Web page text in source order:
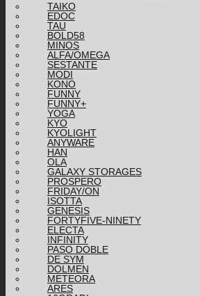
TAIKO
EDOC
TAU
BOLD58
MINOS
ALFA/OMEGA
SESTANTE
MODI
KONO
FUNNY
FUNNY+
YOGA
KYO
KYOLIGHT
ANYWARE
HAN
OLA
GALAXY STORAGES
PROSPERO
FRIDAY/ON
ISOTTA
GENESIS
FORTYFIVE-NINETY
ELECTA
INFINITY
PASO DOBLE
DE SYM
DOLMEN
METEORA
ARES